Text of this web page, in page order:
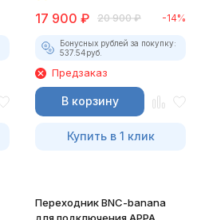
17 900 ₽ 20 900 ₽ -14%
Бонусных рублей за покупку:
537.54руб.
Предзаказ
В корзину
Купить в 1 клик
Переходник BNC-banana